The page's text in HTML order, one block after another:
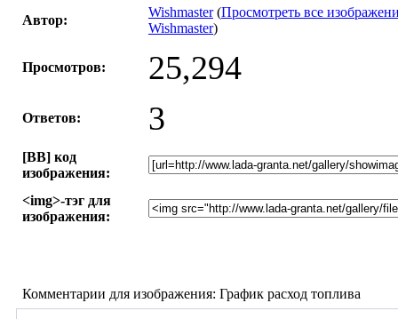
Автор:
Wishmaster (Просмотреть все
Wishmaster)
Просмотров: 25,294
Ответов: 3
[BB] код
изображения:
<img>-тэг для
изображения:
Комментарии для изображения: График расход топлива